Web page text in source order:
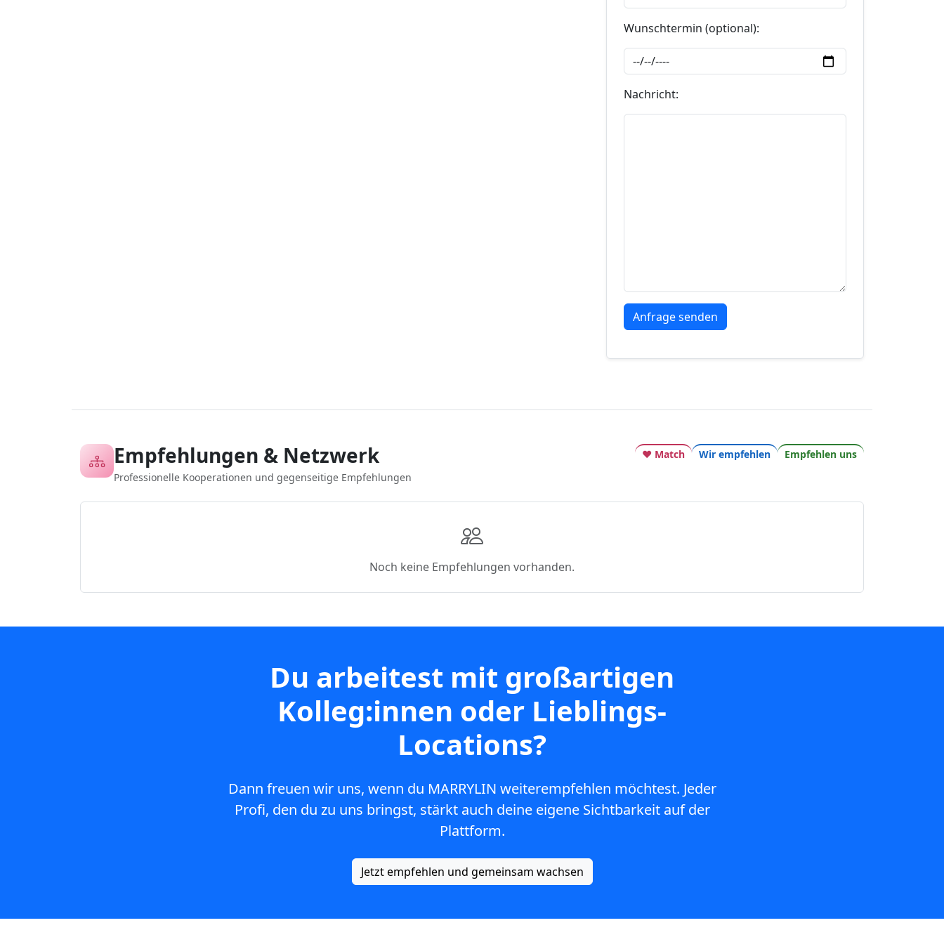
Wunschtermin (optional):
Nachricht:
Empfehlungen & Netzwerk
Professionelle Kooperationen und gegenseitige Empfehlungen
♥ Match Wir empfehlen Empfehlen uns
Noch keine Empfehlungen vorhanden.
Du arbeitest mit großartigen
Kolleg:innen oder Lieblings-
Locations?
Dann freuen wir uns, wenn du MARRYLIN weiterempfehlen möchtest. Jeder
Profi, den du zu uns bringst, stärkt auch deine eigene Sichtbarkeit auf der
Plattform.
Jetzt empfehlen und gemeinsam wachsen